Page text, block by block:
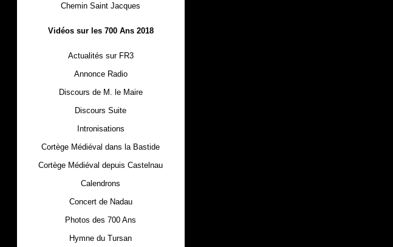
Chemin Saint Jacques
Vidéos sur les 700 Ans 2018
Actualités sur FR3
Annonce Radio
Discours de M. le Maire
Discours Suite
Intronisations
Cortège Médiéval dans la Bastide
Cortège Médiéval depuis Castelnau
Calendrons
Concert de Nadau
Photos des 700 Ans
Hymne du Tursan